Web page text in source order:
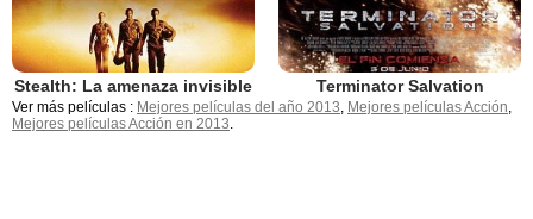
Stealth: La amenaza invisible Terminator Salvation
Ver más películas : Mejores películas del año 2013, Mejores películas Acción,
Mejores películas Acción en 2013.